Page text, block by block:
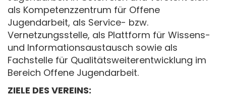
als Kompetenzzentrum für Offene
Jugendarbeit, als Service- bzw.
Vernetzungsstelle, als Plattform für Wissens-
und Informationsaustausch sowie als
Fachstelle für Qualitätsweiterentwicklung im
Bereich Offene Jugendarbeit.
ZIELE DES VEREINS: